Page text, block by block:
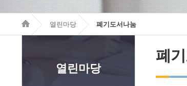
열린마당 폐기도서나눔
열린마당
폐